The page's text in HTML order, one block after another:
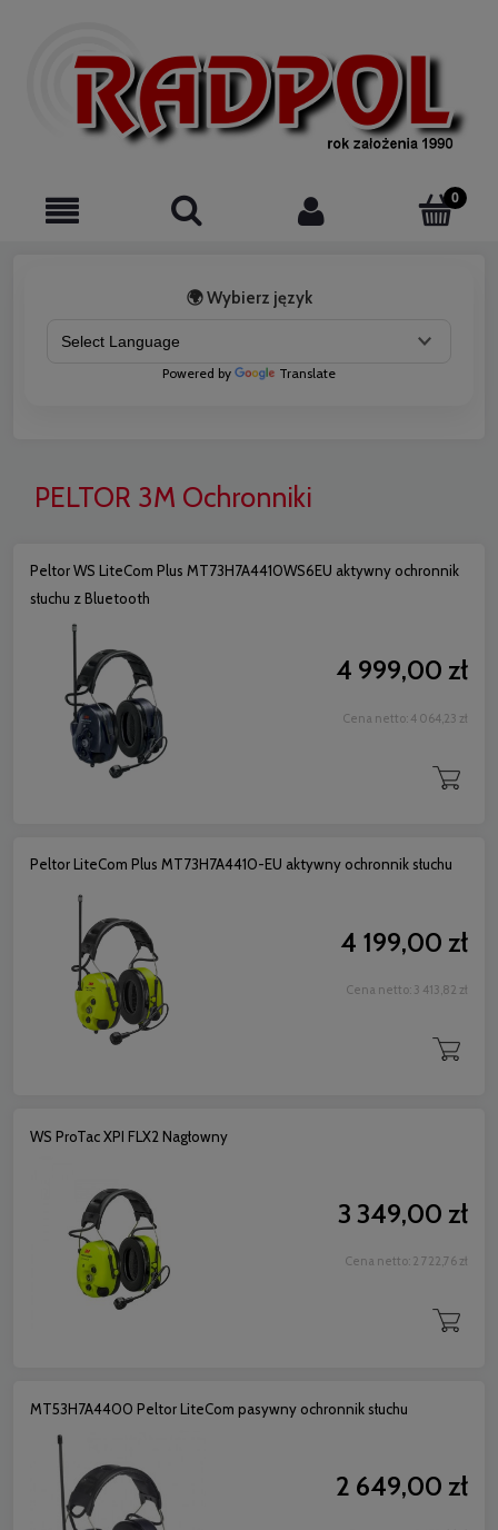
🌍 Wybierz język
Powered by Translate
PELTOR 3M Ochronniki
Peltor WS LiteCom Plus MT73H7A4410WS6EU aktywny ochronnik
słuchu z Bluetooth
4 999,00 zł
Cena netto: 4 064,23 zł
Peltor LiteCom Plus MT73H7A4410-EU aktywny ochronnik słuchu
4 199,00 zł
Cena netto: 3 413,82 zł
WS ProTac XPI FLX2 Nagłowny
3 349,00 zł
Cena netto: 2 722,76 zł
MT53H7A4400 Peltor LiteCom pasywny ochronnik słuchu
2 649,00 zł